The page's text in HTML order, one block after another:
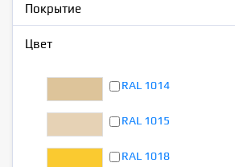
Покрытие
Цвет
RAL 1014
RAL 1015
RAL 1018